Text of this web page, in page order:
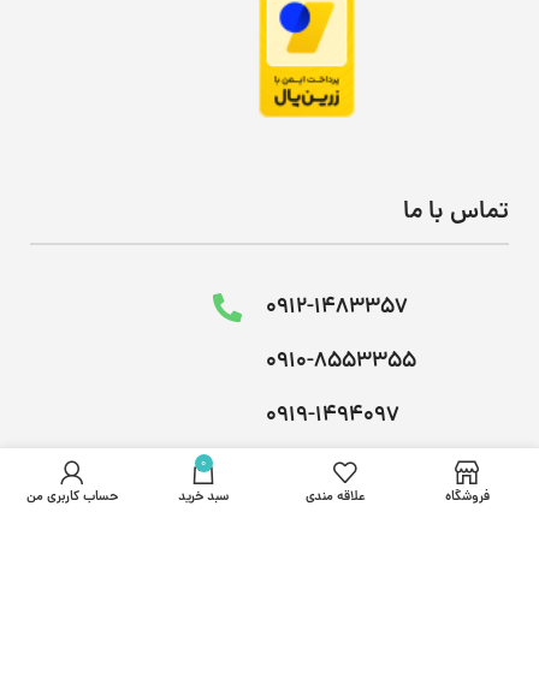
تماس با ما
0912-1483357
0910-8553355
0919-1494097
021-66346811
فروشگاه علاقه مندی
0
سبد خرید حساب کاربری من